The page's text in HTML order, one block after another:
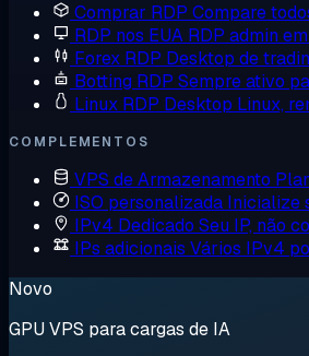
Comprar RDP Compare
RDP nos EUA RDP admin
Forex RDP Desktop de
Botting RDP Sempre ativo
Linux RDP Desktop Linux,
COMPLEMENTOS
VPS de Armazenamento
ISO personalizada Inicialize
IPv4 Dedicado Seu IP, não
IPs adicionais Vários IPv4
Novo
GPU VPS para cargas de IA